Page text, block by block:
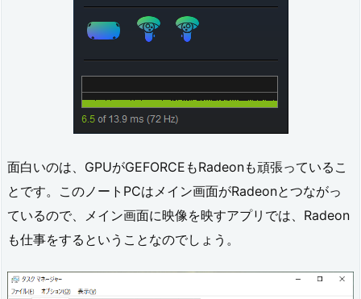
面白いのは、GPUがGEFORCEもRadeonも頑張っているこ
とです。このノートPCはメイン画面がRadeonとつながっ
ているので、メイン画面に映像を映すアプリでは、Radeon
も仕事をするということなのでしょう。